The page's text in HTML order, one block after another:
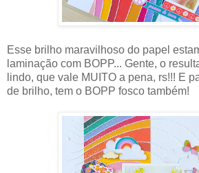
Esse brilho maravilhoso do papel
laminação com BOPP... Gente, o
lindo, que vale MUITO a pena, rs!!! E
de brilho, tem o BOPP fosco também!